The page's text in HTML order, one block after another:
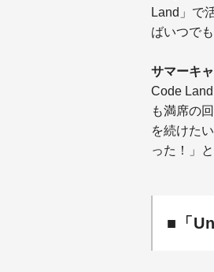
Land」で
ばいつで
サマーキ
Code
も満席の
を続けた
った！」
■「